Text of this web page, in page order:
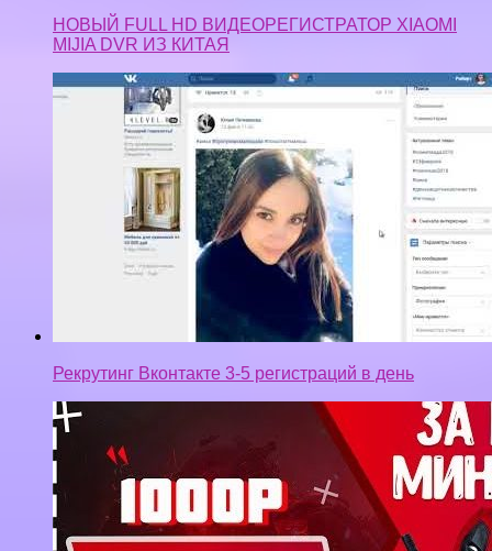
Рекрутинг Вконтакте 3-5 регистраций в день
Как заработать в интернете БЕЗ ВЛОЖЕНИЙ,
1000р В ЧАС